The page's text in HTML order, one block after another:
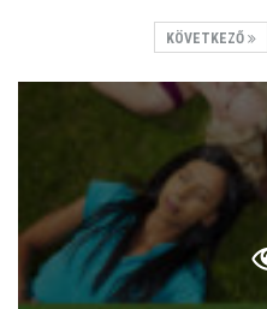
KÖVETKEZŐ